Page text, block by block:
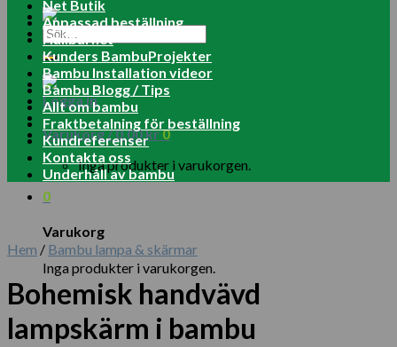
Sök
efter:
Logga in
Varukorg /0.00kr0
Inga produkter i varukorgen.
0
Varukorg
Inga produkter i varukorgen.
Net Butik
Anpassad beställning
Hållbarhet
Kunders BambuProjekter
Bambu Installation videor
Bambu Blogg / Tips
Allt om bambu
Fraktbetalning för beställning
Kundreferenser
Kontakta oss
Underhåll av bambu
Hem / Bambu lampa & skärmar
Bohemisk handvävd
lampskärm i bambu